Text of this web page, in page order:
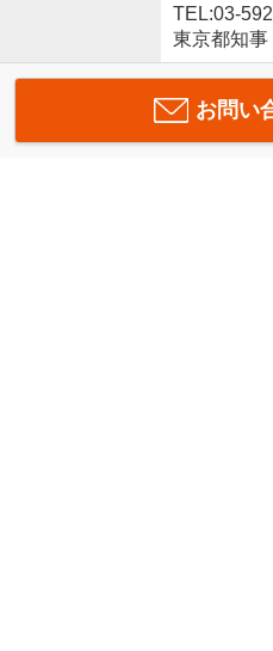
TEL:03-
東京都知事
お問い